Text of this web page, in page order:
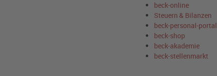
beck-online
Steuern & Bilanzen
beck-personal-portal
beck-shop
beck-akademie
beck-stellenmarkt